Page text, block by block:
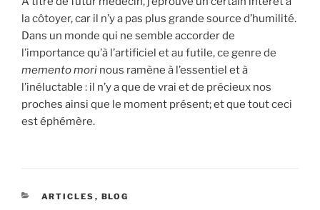
la côtoyer, car il n’y a pas plus grande source d’humilité.
Dans un monde qui ne semble accorder de
l’importance qu’à l’artificiel et au futile, ce genre de
memento mori nous ramène à l’essentiel et à
l’inéluctable : il n’y a que de vrai et de précieux nos
proches ainsi que le moment présent; et que tout ceci
est éphémère.
CATEGORIES
ARTICLES , BLOG